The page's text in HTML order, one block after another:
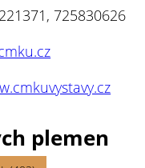
725830626
plemen